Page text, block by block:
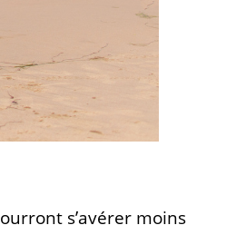
s’avérer moins